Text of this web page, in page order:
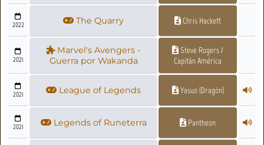
2022 The Quarry Chris Hackett
2021
Marvel's Avengers -
Guerra por Wakanda
Steve Rogers /
Capitán América
2021 League of Legends Yasuo (Dragón)
2021 Legends of Runeterra Pantheon